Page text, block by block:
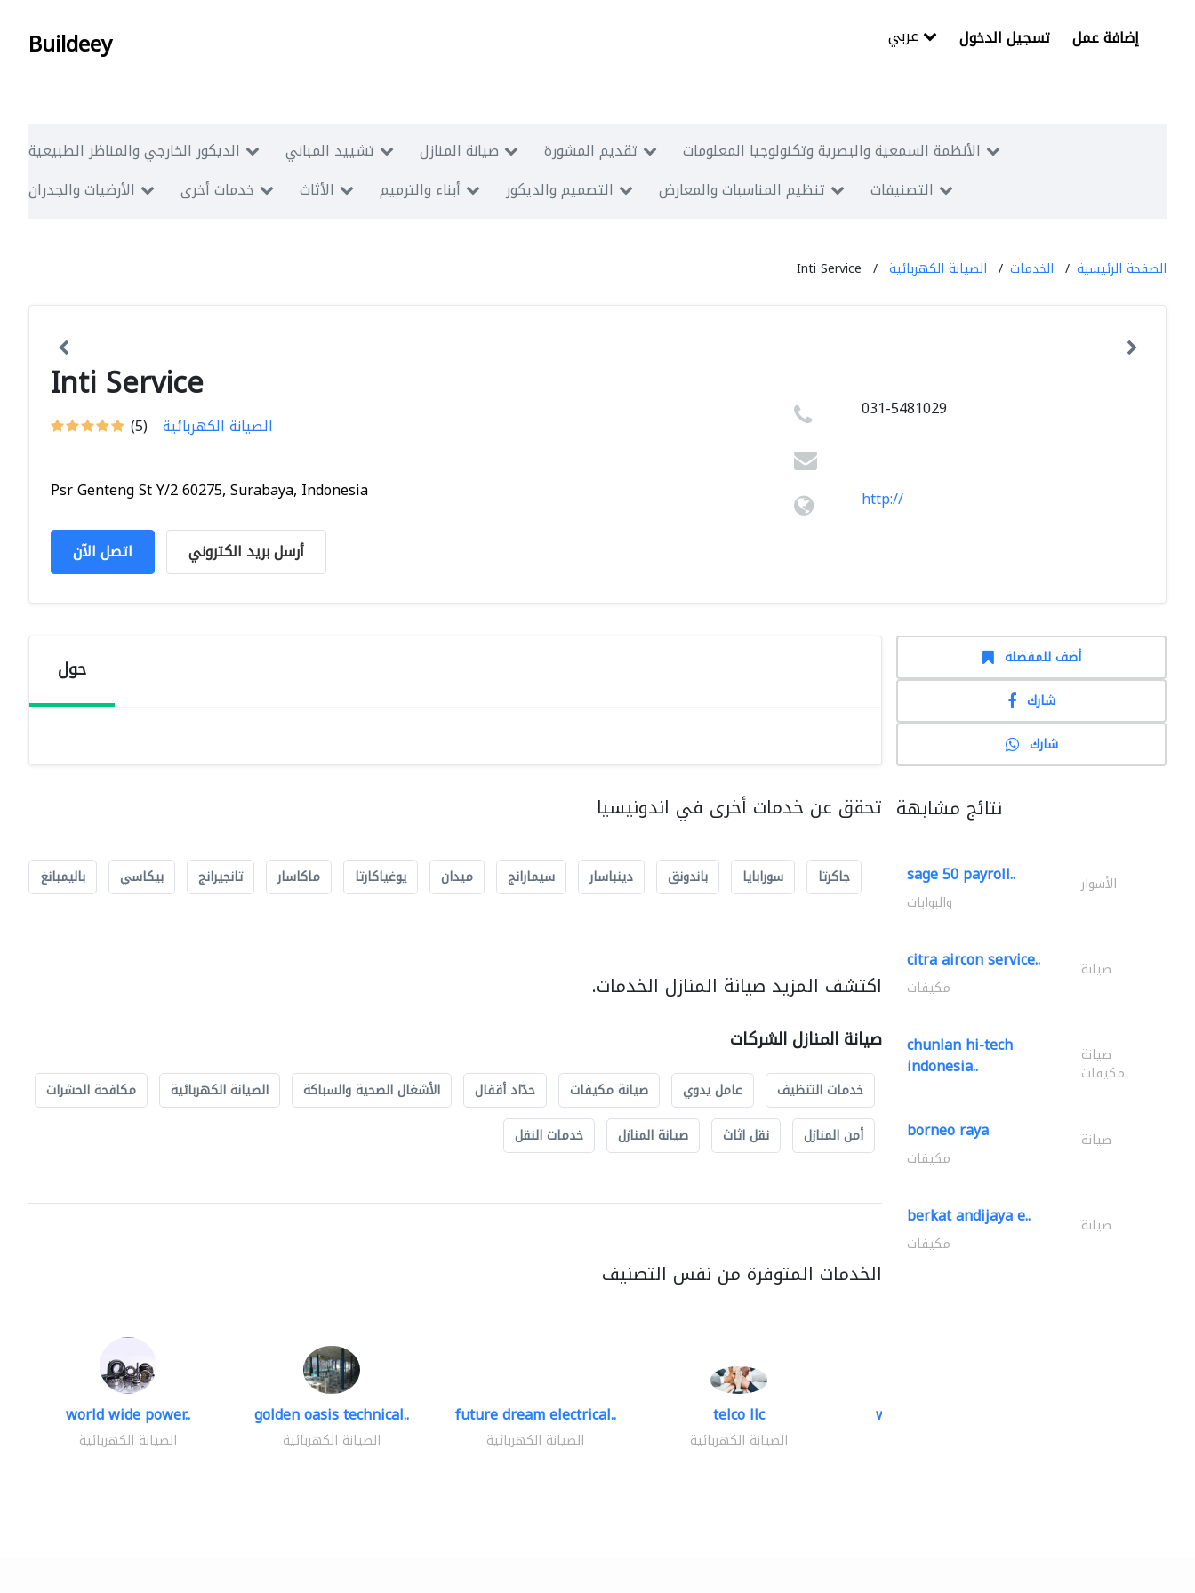
Buildeey تسجيل الدخول إضافة عمل
الديكور الخارجي والمناظر الطبيعية تشييد المباني صيانة المنازل تقديم المشورة
الأنظمة السمعية والبصرية وتكنولوجيا المعلومات
الأرضيات والجدران
خدمات أخرى الأثاث أبناء والترميم التصميم والديكور تنظيم المناسبات والمعارض التصنيفات
الصفحة الرئيسية الخدمات الصيانة الكهربائية Inti Service
Inti Service
(5) الصيانة الكهربائية
Psr Genteng St Y/2 60275, Surabaya, Indonesia
اتصل الآن أرسل بريد الكتروني
031-5481029
http://
حول
تحقق عن خدمات أخرى في اندونيسيا
جاكرتا سورابايا باندونق دينباسار سيمارانج ميدان يوغياكارتا ماكاسار تانجيرانج بيكاسي باليمبانغ
اكتشف المزيد صيانة المنازل الخدمات.
صيانة المنازل الشركات
خدمات التنظيف عامل يدوي صيانة مكيفات حدّاد أقفال الأشغال الصحية والسباكة الصيانة الكهربائية
مكافحة الحشرات
أمن المنازل
نقل اثاث صيانة المنازل خدمات النقل
الخدمات المتوفرة من نفس التصنيف
world wide power..
الصيانة الكهربائية
golden oasis technical..
الصيانة الكهربائية
future dream electrical..
الصيانة الكهربائية
telco llc
الصيانة الكهربائية
white arch general..
أضف للمفضلة
شارك
شارك
نتائج مشابهة
sage 50 payroll.. الأسوار
والبوابات
citra aircon service.. صيانة
مكيفات
chunlan hi-tech
indonesia.. صيانة
مكيفات
borneo raya صيانة
مكيفات
berkat andijaya e.. صيانة
مكيفات